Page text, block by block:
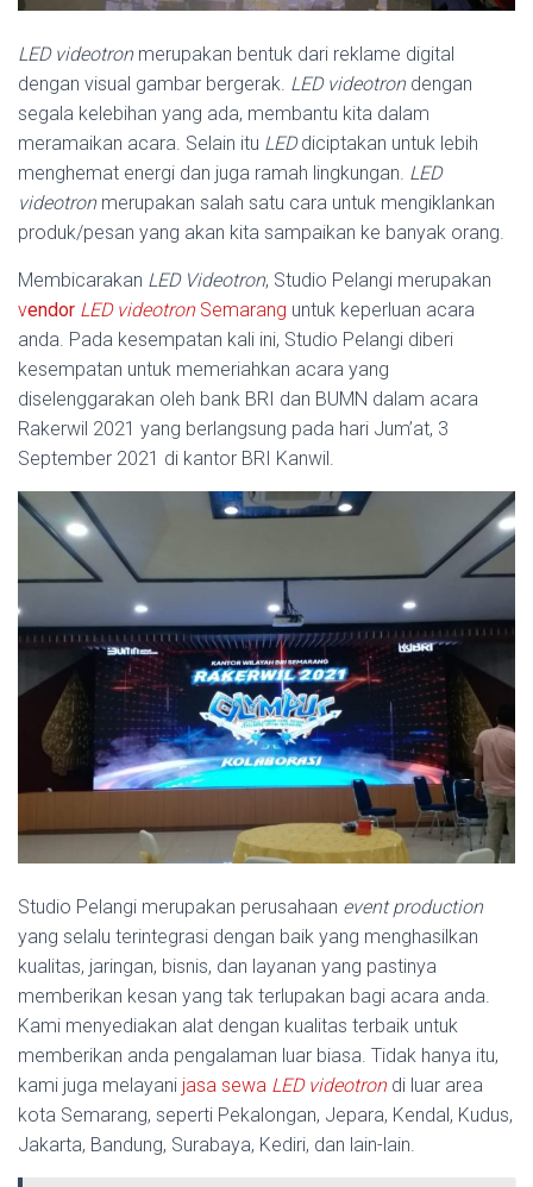
LED videotronmerupakan bentuk dari reklame digital
dengan visual gambar bergerak. LED videotrondengan
segala kelebihan yang ada, membantu kita dalam
meramaikan acara. Selain itu LEDdiciptakan untuk lebih
menghemat energi dan juga ramah lingkungan. LED
videotronmerupakan salah satu cara untuk mengiklankan
produk/pesan yang akan kita sampaikan ke banyak orang.
Membicarakan LED Videotron, Studio Pelangi merupakan
vendor LED videotronSemarang untuk keperluan acara
anda. Pada kesempatan kali ini, Studio Pelangi diberi
kesempatan untuk memeriahkan acara yang
diselenggarakan oleh bank BRI dan BUMN dalam acara
Rakerwil 2021 yang berlangsung pada hari Jum’at, 3
September 2021 di kantor BRI Kanwil.
Studio Pelangi merupakan perusahaan event production
yang selalu terintegrasi dengan baik yang menghasilkan
kualitas, jaringan, bisnis, dan layanan yang pastinya
memberikan kesan yang tak terlupakan bagi acara anda.
Kami menyediakan alat dengan kualitas terbaik untuk
memberikan anda pengalaman luar biasa. Tidak hanya itu,
kami juga melayani jasa sewa LED videotrondi luar area
kota Semarang, seperti Pekalongan, Jepara, Kendal, Kudus,
Jakarta, Bandung, Surabaya, Kediri, dan lain-lain.